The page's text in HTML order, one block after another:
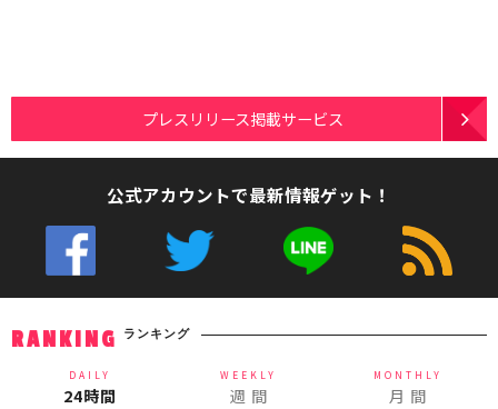
プレスリリース掲載サービス
公式アカウントで最新情報ゲット！
RANKING ランキング
DAILY
24時間
WEEKLY
週 間
MONTHLY
月 間